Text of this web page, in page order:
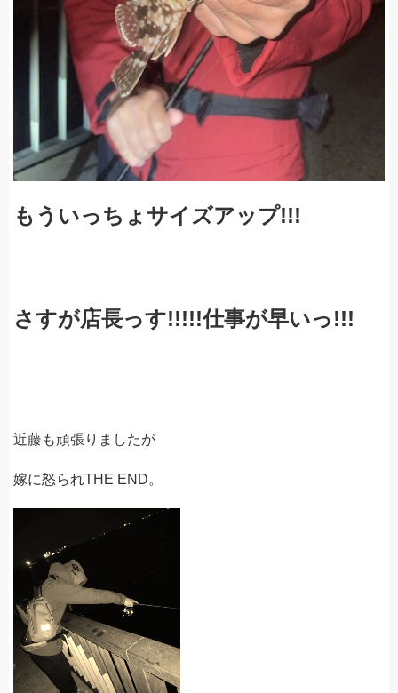
もういっちょサイズアップ!!!
さすが店長っす!!!!!仕事が早いっ!!!
近藤も頑張りましたが
嫁に怒られTHE END。